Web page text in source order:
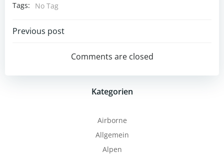
Tags:
No Tag
Post
navigation
Previous post
Comments are closed
Kategorien
Airborne
Allgemein
Alpen